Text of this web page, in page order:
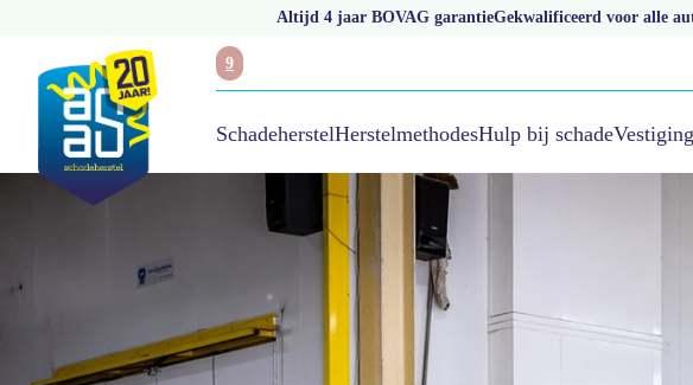
Altijd 4 jaar BOVAG garantieGekwalificeerd voor alle
9
SchadeherstelHerstelmethodesHulp bij schade
Autoschadehersteller hth autoschade hannink